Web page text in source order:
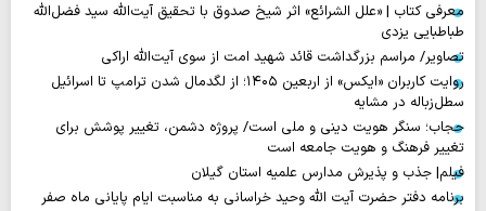
معرفی کتاب | «علل الشرائع» اثر شیخ صدوق با تحقیق آیت‌الله سید فضل‌الله
طباطبایی یزدی
تصاویر/ مراسم بزرگداشت قائد شهید امت از سوی آیت‌الله اراکی
روایت‌ کاربران «ایکس» از اربعین ۱۴۰۵؛ از لگدمال شدن ترامپ تا اسرائیل
سطل‌زباله‌ در مشایه
حجاب؛ سنگر هویت دینی و ملی است/ پروژه دشمن، تغییر پوشش برای
تغییر فرهنگ و هویت جامعه است
فیلم| جذب و پذیرش مدارس علمیه استان گیلان
برنامه دفتر حضرت آیت الله وحید خراسانی به مناسبت ایام پایانی ماه صفر